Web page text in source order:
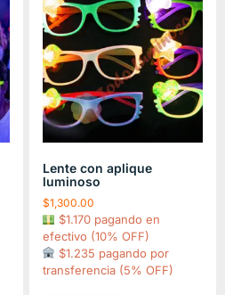
Lente con aplique
luminoso
$1,300.00
$1.170 pagando en
efectivo (10% OFF)
$1.235 pagando por
transferencia (5% OFF)